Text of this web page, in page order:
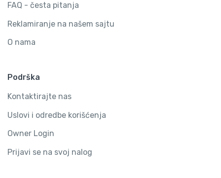
FAQ - česta pitanja
Reklamiranje na našem sajtu
O nama
Podrška
Kontaktirajte nas
Uslovi i odredbe korišćenja
Owner Login
Prijavi se na svoj nalog